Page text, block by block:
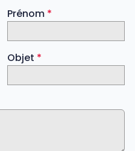
Prénom *
Objet *